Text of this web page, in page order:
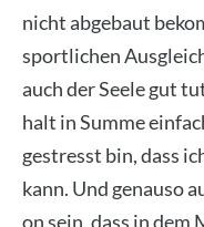
nicht abge­baut
sport­li­chen
auch der See­le gut
halt in Sum­me
gestresst bin, dass
kann. Und genau­so
on sein, dass in dem